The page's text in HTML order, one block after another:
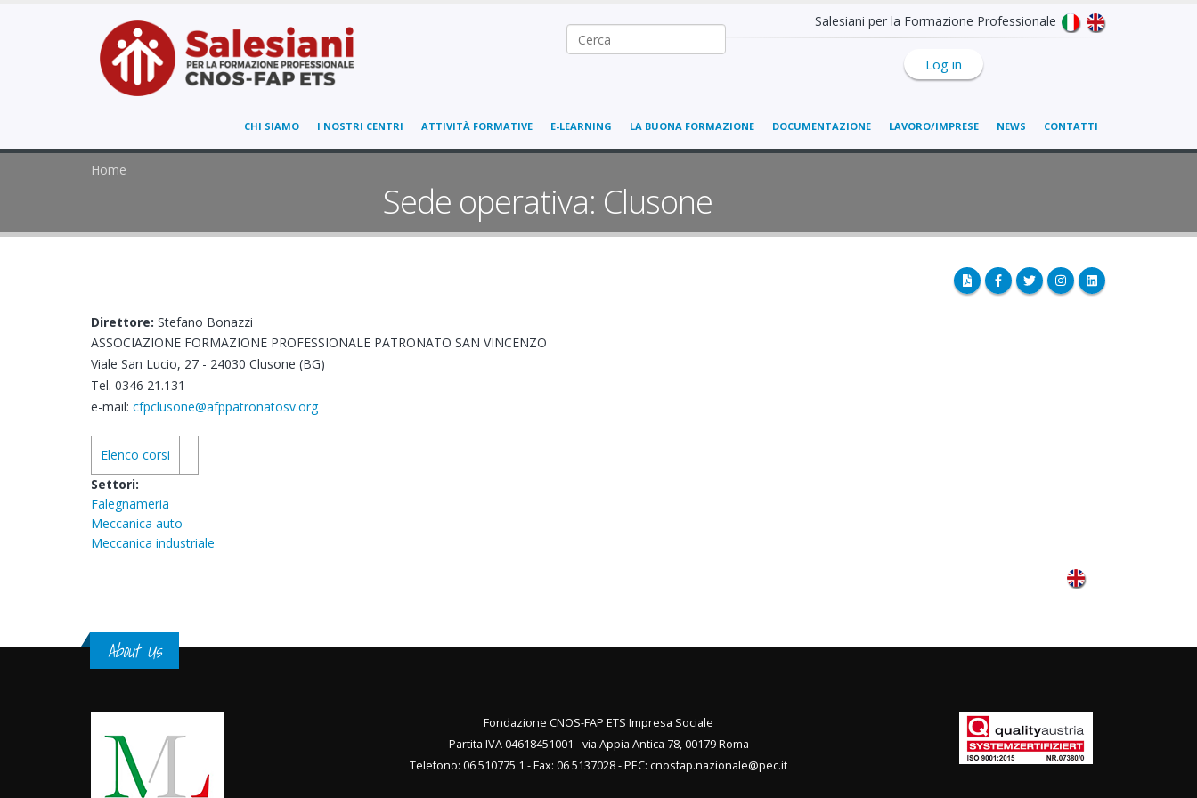
Salesiani per la Formazione Professionale
Log in
Ricerca nel sito
CHI SIAMO I NOSTRI CENTRI ATTIVITÀ FORMATIVE E-LEARNING LA BUONA FORMAZIONE DOCUMENTAZIONE LAVORO/IMPRESE NEWS CONTATTI
Home
Sede operativa: Clusone
Direttore: Stefano Bonazzi
ASSOCIAZIONE FORMAZIONE PROFESSIONALE PATRONATO SAN VINCENZO
Viale San Lucio, 27 - 24030 Clusone (BG)
Tel. 0346 21.131
e-mail: cfpclusone@afppatronatosv.org
Elenco corsi
Settori:
Falegnameria
Meccanica auto
Meccanica industriale
About Us
Fondazione CNOS-FAP ETS Impresa Sociale
Partita IVA 04618451001 - via Appia Antica 78, 00179 Roma
Telefono: 06 510775 1 - Fax: 06 5137028 - PEC: cnosfap.nazionale@pec.it